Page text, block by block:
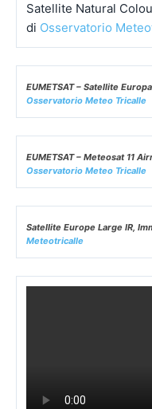
Satellite Natural
di Osservatorio
EUMETSAT – Satellite
Osservatorio Meteo Tricalle
EUMETSAT – Meteosat 11
Osservatorio Meteo Tricalle
Satellite Europe Large IR,
Meteotricalle